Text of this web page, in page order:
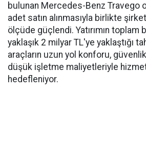
bulunan Mercedes-Benz Travego
adet satın alınmasıyla birlikte
ölçüde güçlendi. Yatırımın toplam
yaklaşık 2 milyar TL'ye yaklaştığı
araçların uzun yol konforu,
düşük işletme maliyetleriyle
hedefleniyor.